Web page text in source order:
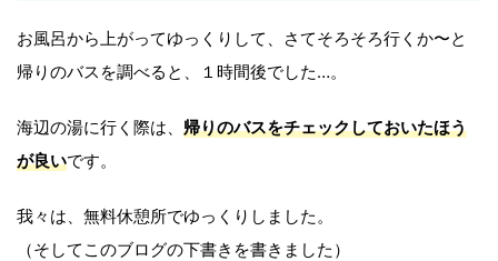
お風呂から上がってゆっくりして、さてそろそろ行くか〜と
帰りのバスを調べると、１時間後でした…。
海辺の湯に行く際は、 帰りのバスをチェックしておいたほう
が良いです。
我々は、無料休憩所でゆっくりしました。
（そしてこのブログの下書きを書きました）